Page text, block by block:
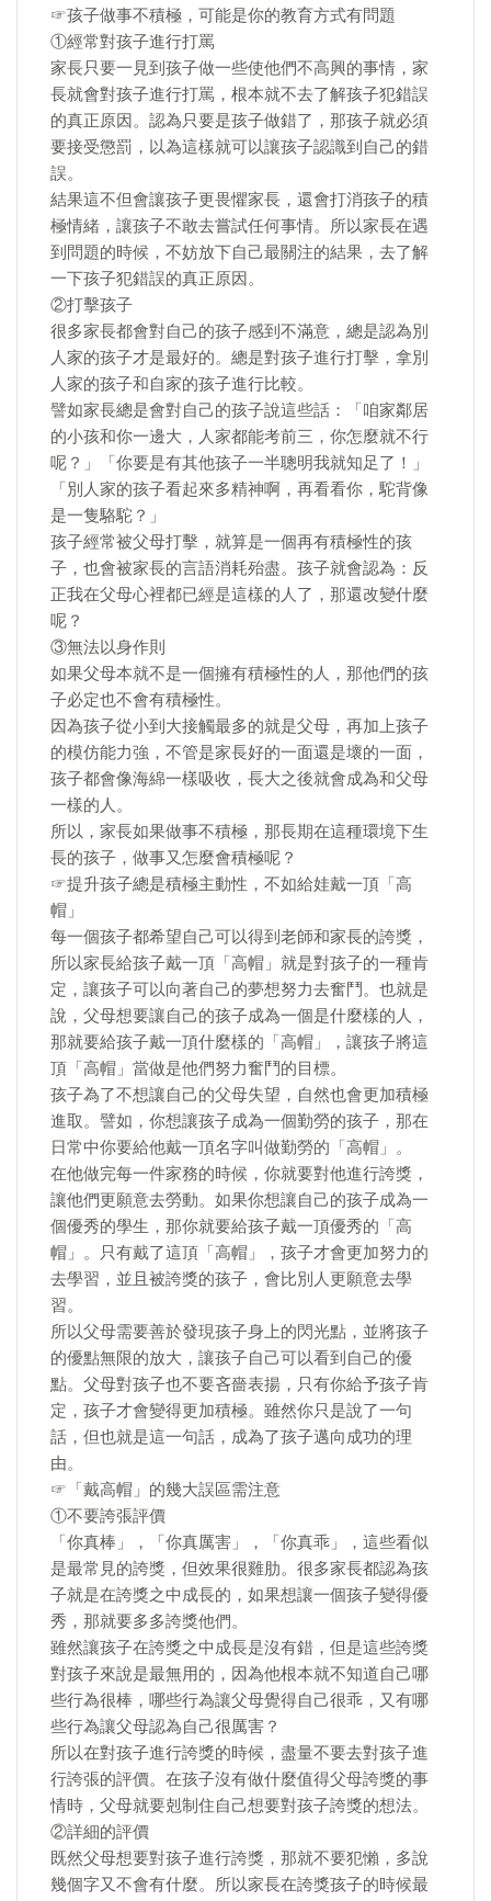
☞孩子做事不積極，可能是你的教育方式有問題
①經常對孩子進行打罵
家長只要一見到孩子做一些使他們不高興的事情，家
長就會對孩子進行打罵，根本就不去了解孩子犯錯誤
的真正原因。認為只要是孩子做錯了，那孩子就必須
要接受懲罰，以為這樣就可以讓孩子認識到自己的錯
誤。
結果這不但會讓孩子更畏懼家長，還會打消孩子的積
極情緒，讓孩子不敢去嘗試任何事情。所以家長在遇
到問題的時候，不妨放下自己最關注的結果，去了解
一下孩子犯錯誤的真正原因。
②打擊孩子
很多家長都會對自己的孩子感到不滿意，總是認為別
人家的孩子才是最好的。總是對孩子進行打擊，拿別
人家的孩子和自家的孩子進行比較。
譬如家長總是會對自己的孩子說這些話：「咱家鄰居
的小孩和你一邊大，人家都能考前三，你怎麼就不行
呢？」「你要是有其他孩子一半聰明我就知足了！」
「別人家的孩子看起來多精神啊，再看看你，駝背像
是一隻駱駝？」
孩子經常被父母打擊，就算是一個再有積極性的孩
子，也會被家長的言語消耗殆盡。孩子就會認為：反
正我在父母心裡都已經是這樣的人了，那還改變什麼
呢？
③無法以身作則
如果父母本就不是一個擁有積極性的人，那他們的孩
子必定也不會有積極性。
因為孩子從小到大接觸最多的就是父母，再加上孩子
的模仿能力強，不管是家長好的一面還是壞的一面，
孩子都會像海綿一樣吸收，長大之後就會成為和父母
一樣的人。
所以，家長如果做事不積極，那長期在這種環境下生
長的孩子，做事又怎麼會積極呢？
☞提升孩子總是積極主動性，不如給娃戴一頂「高
帽」
每一個孩子都希望自己可以得到老師和家長的誇獎，
所以家長給孩子戴一頂「高帽」就是對孩子的一種肯
定，讓孩子可以向著自己的夢想努力去奮鬥。也就是
說，父母想要讓自己的孩子成為一個是什麼樣的人，
那就要給孩子戴一頂什麼樣的「高帽」，讓孩子將這
頂「高帽」當做是他們努力奮鬥的目標。
孩子為了不想讓自己的父母失望，自然也會更加積極
進取。譬如，你想讓孩子成為一個勤勞的孩子，那在
日常中你要給他戴一頂名字叫做勤勞的「高帽」。
在他做完每一件家務的時候，你就要對他進行誇獎，
讓他們更願意去勞動。如果你想讓自己的孩子成為一
個優秀的學生，那你就要給孩子戴一頂優秀的「高
帽」。只有戴了這頂「高帽」，孩子才會更加努力的
去學習，並且被誇獎的孩子，會比別人更願意去學
習。
所以父母需要善於發現孩子身上的閃光點，並將孩子
的優點無限的放大，讓孩子自己可以看到自己的優
點。父母對孩子也不要吝嗇表揚，只有你給予孩子肯
定，孩子才會變得更加積極。雖然你只是說了一句
話，但也就是這一句話，成為了孩子邁向成功的理
由。
☞「戴高帽」的幾大誤區需注意
①不要誇張評價
「你真棒」，「你真厲害」，「你真乖」，這些看似
是最常見的誇獎，但效果很雞肋。很多家長都認為孩
子就是在誇獎之中成長的，如果想讓一個孩子變得優
秀，那就要多多誇獎他們。
雖然讓孩子在誇獎之中成長是沒有錯，但是這些誇獎
對孩子來說是最無用的，因為他根本就不知道自己哪
些行為很棒，哪些行為讓父母覺得自己很乖，又有哪
些行為讓父母認為自己很厲害？
所以在對孩子進行誇獎的時候，盡量不要去對孩子進
行誇張的評價。在孩子沒有做什麼值得父母誇獎的事
情時，父母就要剋制住自己想要對孩子誇獎的想法。
②詳細的評價
既然父母想要對孩子進行誇獎，那就不要犯懶，多說
幾個字又不會有什麼。所以家長在誇獎孩子的時候最